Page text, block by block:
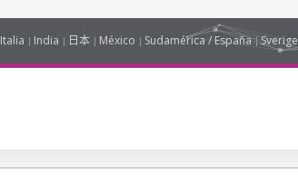
Italia India 日本 México Sudamérica / España Sverige